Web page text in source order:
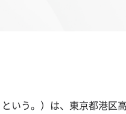
という。）は、東京都港区